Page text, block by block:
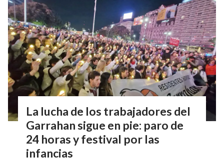
La lucha de los trabajadores del
Garrahan sigue en pie: paro de
24 horas y festival por las
infancias